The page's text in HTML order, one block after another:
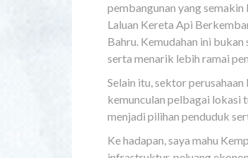
pembangunan yang
Laluan Kereta Api
Bahru. Kemudahan ini
serta menarik lebih ramai
Selain itu, sektor
kemunculan pelbagai lokasi
menjadi pilihan penduduk
Ke hadapan, saya mahu